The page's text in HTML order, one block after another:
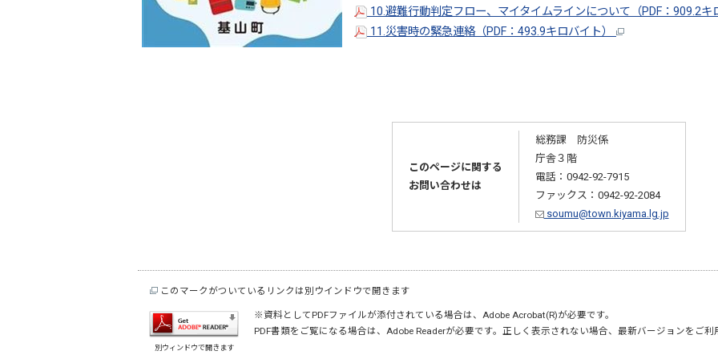
10.避難行動判定フロー、マイタイムラインについて（PDF：909.2キ
11.災害時の緊急連絡（PDF：493.9キロバイト）
このページに関する
お問い合わせは
総務課 防災係
庁舎３階
電話：0942-92-7915
ファックス：0942-92-2084
soumu@town.kiyama.lg.jp
このマークがついているリンクは別ウインドウで開きます
別ウィンドウで開きます
※資料としてPDFファイルが添付されている場合は、Adobe Acrobat(R)が必要です。
PDF書類をご覧になる場合は、Adobe Readerが必要です。正しく表示されない場合、最新バージョンをご利